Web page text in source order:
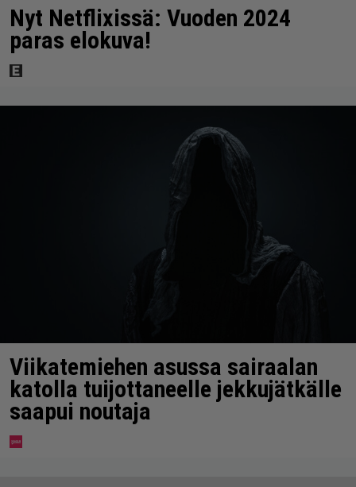
Nyt Netflixissä: Vuoden 2024
paras elokuva!
Viikatemiehen asussa sairaalan
katolla tuijottaneelle jekkujätkälle
saapui noutaja